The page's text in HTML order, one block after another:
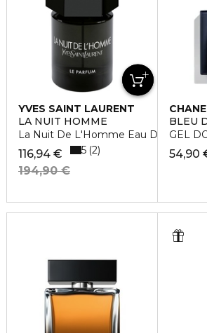
YVES SAINT LAURENT
LA NUIT HOMME
La Nuit De L'Homme Eau De Parfum
116,94 €
194,90 €
5 2
BLEU
GEL
54,90